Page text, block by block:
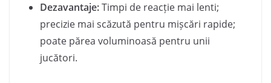
Dezavantaje:Timpi de reacție mai lenti;
precizie mai scăzută pentru mișcări rapide;
poate părea voluminoasă pentru unii
jucători.